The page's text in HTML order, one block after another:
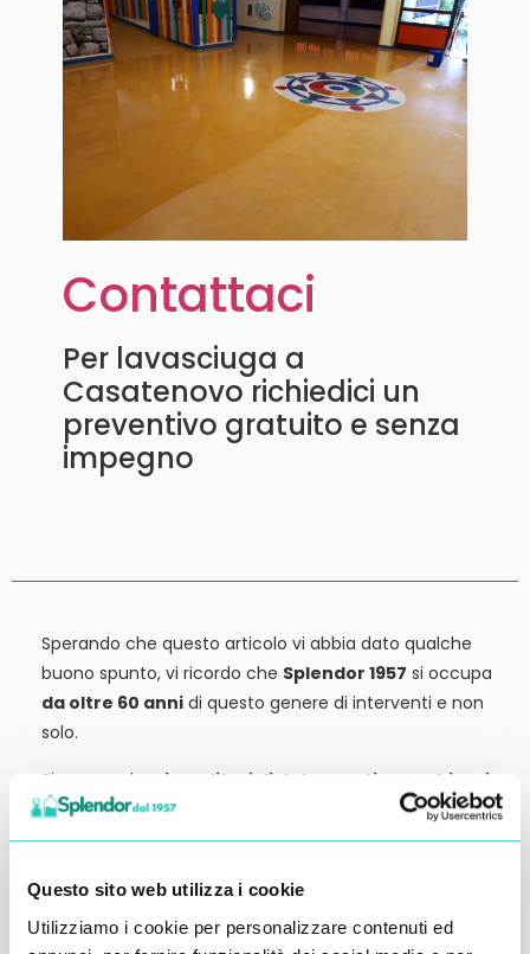
Questo sito web utilizza i cookie
Utilizziamo i cookie per personalizzare contenuti ed
Contattaci
Per lavasciuga a
Casatenovo richiedici un
preventivo gratuito e senza
impegno
Sperando che questo articolo vi abbia dato qualche
buono spunto, vi ricordo che Splendor 1957 si occupa
da oltre 60 anni di questo genere di interventi e non
solo.
Siamo anche
rivenditori di detergenti, macchinari
ed attrezzature:
tutto ciò che potrebbe servirvi,
potete trovarlo in vendita presso la nostra sede.
Contattateci qui per preventivi o anche solo per
richiedere qualche informazione.
Ci vediamo al prossimo articolo.